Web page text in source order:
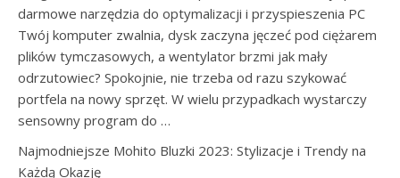
darmowe narzędzia do optymalizacji i przyspieszenia PC
Twój komputer zwalnia, dysk zaczyna jęczeć pod ciężarem
plików tymczasowych, a wentylator brzmi jak mały
odrzutowiec? Spokojnie, nie trzeba od razu szykować
portfela na nowy sprzęt. W wielu przypadkach wystarczy
sensowny program do …
Najmodniejsze Mohito Bluzki 2023: Stylizacje i Trendy na
Każdą Okazję